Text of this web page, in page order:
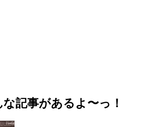
記事があるよ〜っ！